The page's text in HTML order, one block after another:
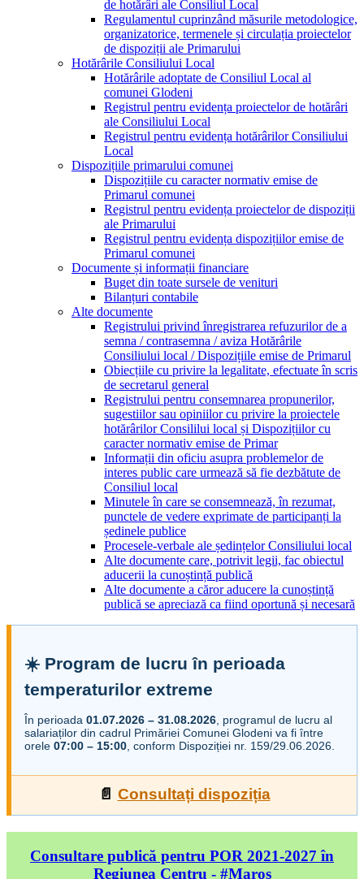
de hotărâri ale Consiliul Local
Regulamentul cuprinzând măsurile metodologice,
organizatorice, termenele și circulația proiectelor
de dispoziții ale Primarului
Hotărârile Consiliului Local
Hotărârile adoptate de Consiliul Local al
comunei Glodeni
Registrul pentru evidența proiectelor de hotărâri
ale Consiliului Local
Registrul pentru evidența hotărârilor Consiliului
Local
Dispozițiile primarului comunei
Dispozițiile cu caracter normativ emise de
Primarul comunei
Registrul pentru evidența proiectelor de dispoziții
ale Primarului
Registrul pentru evidența dispozițiilor emise de
Primarul comunei
Documente și informații financiare
Buget din toate sursele de venituri
Bilanțuri contabile
Alte documente
Registrului privind înregistrarea refuzurilor de a
semna / contrasemna / aviza Hotărârile
Consiliului local / Dispozițiile emise de Primarul
Obiecțiile cu privire la legalitate, efectuate în scris
de secretarul general
Registrului pentru consemnarea propunerilor,
sugestiilor sau opiniilor cu privire la proiectele
hotărârilor Consililui local și Dispozițiilor cu
caracter normativ emise de Primar
Informații din oficiu asupra problemelor de
interes public care urmează să fie dezbătute de
Consiliul local
Minutele în care se consemnează, în rezumat,
punctele de vedere exprimate de participanți la
ședinele publice
Procesele-verbale ale ședințelor Consiliului local
Alte documente care, potrivit legii, fac obiectul
aducerii la cunoștință publică
Alte documente a căror aducere la cunoștință
publică se apreciază ca fiind oportună și necesară
☀️ Program de lucru în perioada
temperaturilor extreme
În perioada 01.07.2026 – 31.08.2026 , programul de lucru al
salariaților din cadrul Primăriei Comunei Glodeni va fi între
orele 07:00 – 15:00 , conform Dispoziției nr. 159/29.06.2026.
📄 Consultați dispoziția
Consultare publică pentru POR 2021-2027 în
Regiunea Centru - #Maros